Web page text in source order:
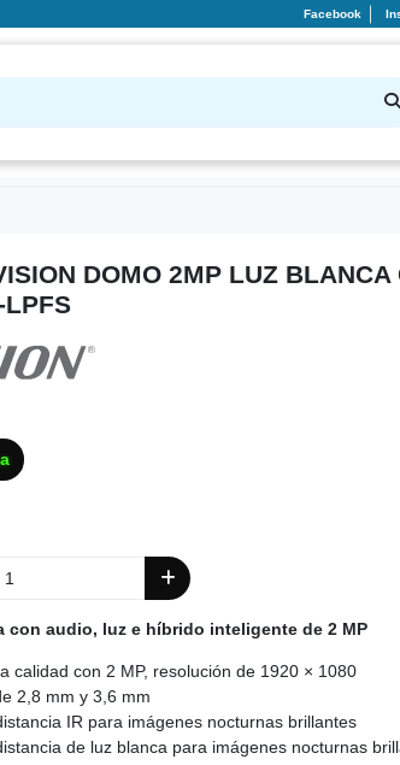
Facebook
DOMO 2MP LUZ BLANCA
LPFS
con audio, luz e híbrido inteligente de 2 MP
calidad con 2 MP, resolución de 1920 × 1080
2,8 mm y 3,6 mm
IR para imágenes nocturnas brillantes
de luz blanca para imágenes nocturnas